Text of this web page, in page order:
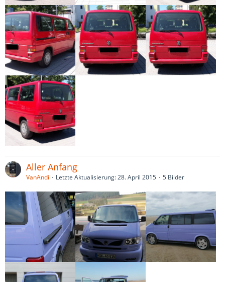
Aller Anfang
VanAndi Letzte Aktualisierung:28. April 2015 5 Bilder